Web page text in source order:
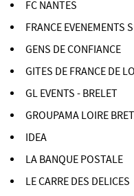
FC NANTES
FRANCE EVENEMENTS
GENS DE CONFIANCE
GITES DE FRANCE DE
GL EVENTS - BRELET
GROUPAMA LOIRE
IDEA
LA BANQUE POSTALE
LE CARRE DES DELICES